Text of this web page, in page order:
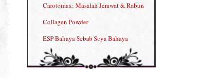
Carotomax: Masalah Jerawat & Rabun
Collagen Powder
ESP Bahaya Sebab Soya Bahaya
ESP Produk Shaklee Paling HOT